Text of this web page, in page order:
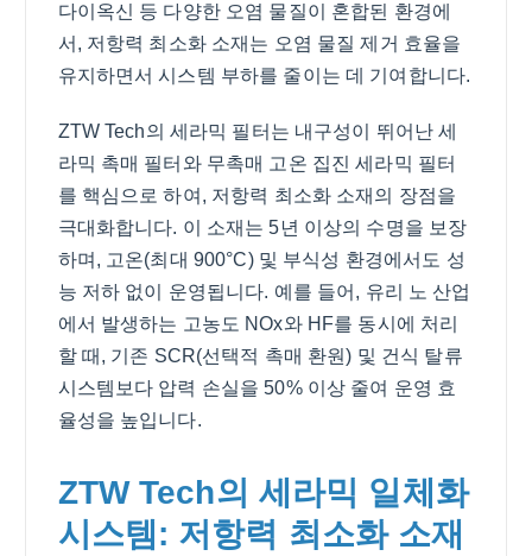
다이옥신 등 다양한 오염 물질이 혼합된 환경에
서, 저항력 최소화 소재는 오염 물질 제거 효율을
유지하면서 시스템 부하를 줄이는 데 기여합니다.
ZTW Tech의 세라믹 필터는 내구성이 뛰어난 세
라믹 촉매 필터와 무촉매 고온 집진 세라믹 필터
를 핵심으로 하여, 저항력 최소화 소재의 장점을
극대화합니다. 이 소재는 5년 이상의 수명을 보장
하며, 고온(최대 900°C) 및 부식성 환경에서도 성
능 저하 없이 운영됩니다. 예를 들어, 유리 노 산업
에서 발생하는 고농도 NOx와 HF를 동시에 처리
할 때, 기존 SCR(선택적 촉매 환원) 및 건식 탈류
시스템보다 압력 손실을 50% 이상 줄여 운영 효
율성을 높입니다.
ZTW Tech의 세라믹 일체화
시스템: 저항력 최소화 소재